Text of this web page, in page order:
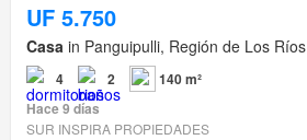
UF 5.750
Casa in Panguipulli, Región de Los Ríos
4 2
140 m²
Hace 9 días
SUR INSPIRA PROPIEDADES